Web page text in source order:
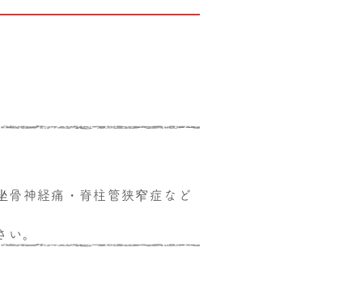
骨神経痛・脊柱管狭窄症など
。